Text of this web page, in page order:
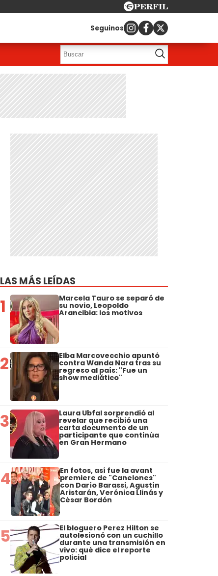
Seguinos
LAS MÁS LEÍDAS
1 Marcela Tauro se separó de
su novio, Leopoldo
Arancibia: los motivos
2 Elba Marcovecchio apuntó
contra Wanda Nara tras su
regreso al país: "Fue un
show mediático"
3 Laura Ubfal sorprendió al
revelar que recibió una
carta documento de un
participante que continúa
en Gran Hermano
4 En fotos, así fue la avant
premiere de "Canelones"
con Darío Barassi, Agustín
Aristarán, Verónica Llinás y
César Bordón
5 El bloguero Perez Hilton se
autolesionó con un cuchillo
durante una transmisión en
vivo: qué dice el reporte
policial